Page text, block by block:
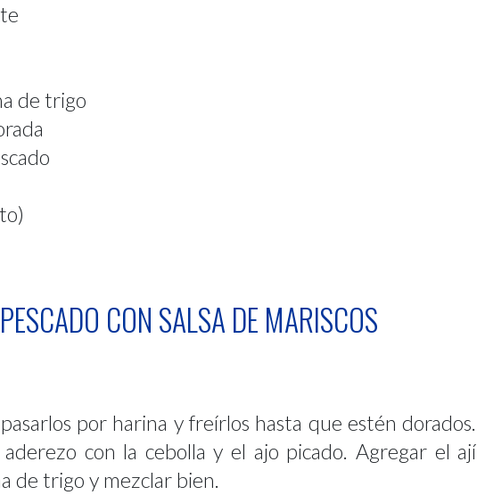
de trigo
CON SALSA DE MARISCOS
por harina y freírlos hasta que estén dorados.
aderezo con la cebolla y el ajo picado. Agregar el ají
de trigo y mezclar bien.